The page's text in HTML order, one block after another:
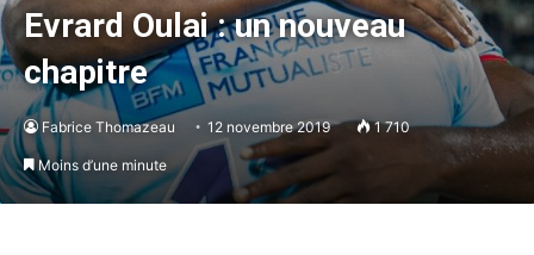
Evrard Oulai : un nouveau
chapitre
Fabrice Thomazeau 12 novembre 2019 1 710
Moins d’une minute